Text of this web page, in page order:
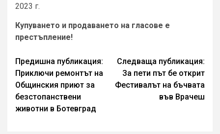
2023 г.
Купуването и продаването на гласове е
престъпление!
Continue
Reading
Предишна публикация:
Приключи ремонтът на
Общинския приют за
безстопанствени
животни в Ботевград
Следваща публикация:
За пети път бе открит
Фестивалът на бъчвата
във Врачеш